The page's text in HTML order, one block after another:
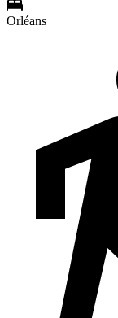
Orléans